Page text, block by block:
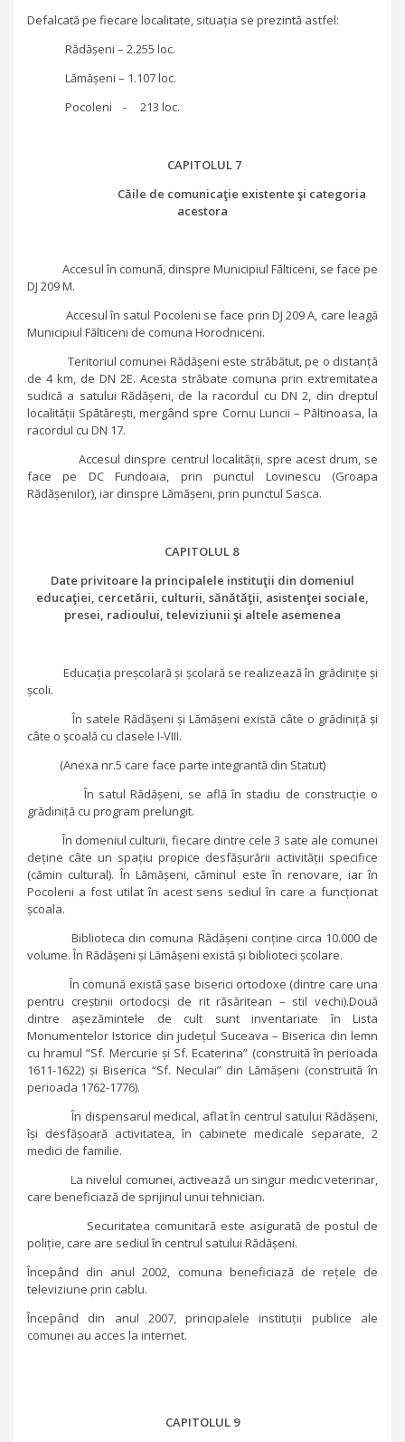
Defalcată pe fiecare localitate, situația se prezintă astfel:
Rădășeni – 2.255 loc.
Lămășeni – 1.107 loc.
Pocoleni - 213 loc.
CAPITOLUL 7
Căile de comunicaţie existente şi categoria
acestora
Accesul în comună, dinspre Municipiul Fălticeni, se face pe
DJ 209 M.
Accesul în satul Pocoleni se face prin DJ 209 A, care leagă
Municipiul Fălticeni de comuna Horodniceni.
Teritoriul comunei Rădășeni este străbătut, pe o distanță
de 4 km, de DN 2E. Acesta străbate comuna prin extremitatea
sudică a satului Rădășeni, de la racordul cu DN 2, din dreptul
localității Spătărești, mergând spre Cornu Luncii – Păltinoasa, la
racordul cu DN 17.
Accesul dinspre centrul localității, spre acest drum, se
face pe DC Fundoaia, prin punctul Lovinescu (Groapa
Rădășenilor), iar dinspre Lămășeni, prin punctul Sasca.
CAPITOLUL 8
Date privitoare la principalele instituţii din domeniul
educaţiei, cercetării, culturii, sănătăţii, asistenţei sociale,
presei, radioului, televiziunii şi altele asemenea
Educația preșcolară și școlară se realizează în grădinițe și
școli.
În satele Rădășeni și Lămășeni există câte o grădiniță și
câte o școală cu clasele I-VIII.
(Anexa nr.5 care face parte integrantă din Statut)
În satul Rădășeni, se află în stadiu de construcție o
grădiniță cu program prelungit.
În domeniul culturii, fiecare dintre cele 3 sate ale comunei
deține câte un spațiu propice desfășurării activității specifice
(cămin cultural). În Lămășeni, căminul este în renovare, iar în
Pocoleni a fost utilat în acest sens sediul în care a funcționat
școala.
Biblioteca din comuna Rădășeni conține circa 10.000 de
volume. În Rădășeni și Lămășeni există și biblioteci școlare.
În comună există șase biserici ortodoxe (dintre care una
pentru creștinii ortodocși de rit răsăritean – stil vechi).Două
dintre așezămintele de cult sunt inventariate în Lista
Monumentelor Istorice din județul Suceava – Biserica din lemn
cu hramul “Sf. Mercurie și Sf. Ecaterina” (construită în perioada
1611-1622) și Biserica “Sf. Neculai” din Lămășeni (construită în
perioada 1762-1776).
În dispensarul medical, aflat în centrul satului Rădășeni,
își desfășoară activitatea, în cabinete medicale separate, 2
medici de familie.
La nivelul comunei, activează un singur medic veterinar,
care beneficiază de sprijinul unui tehnician.
Securitatea comunitară este asigurată de postul de
poliție, care are sediul în centrul satului Rădășeni.
Începând din anul 2002, comuna beneficiază de rețele de
televiziune prin cablu.
Începând din anul 2007, principalele instituții publice ale
comunei au acces la internet.
CAPITOLUL 9